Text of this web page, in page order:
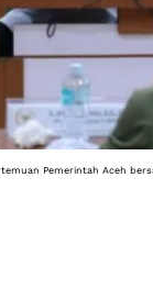
Pemerintah Aceh